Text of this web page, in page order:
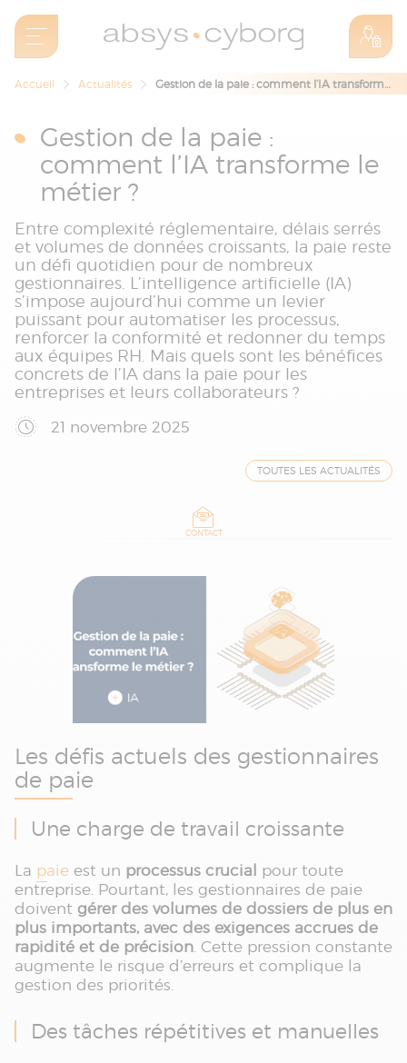
Accueil Actualités Gestion de la paie : comment l’IA transforme le métier ?
Gestion de la paie :
comment l’IA transforme le
métier ?
Entre complexité réglementaire, délais serrés
et volumes de données croissants, la paie reste
un défi quotidien pour de nombreux
gestionnaires. L’intelligence artificielle (IA)
s’impose aujourd’hui comme un levier
puissant pour automatiser les processus,
renforcer la conformité et redonner du temps
aux équipes RH. Mais quels sont les bénéfices
concrets de l’IA dans la paie pour les
entreprises et leurs collaborateurs ?
21 novembre 2025
TOUTES LES ACTUALITÉS
CONTACT
Les défis actuels des gestionnaires
de paie
Une charge de travail croissante
La paie est un processus crucial pour toute
entreprise. Pourtant, les gestionnaires de paie
doivent gérer des volumes de dossiers de plus en
plus importants, avec des exigences accrues de
rapidité et de précision. Cette pression constante
augmente le risque d’erreurs et complique la
gestion des priorités.
Des tâches répétitives et manuelles